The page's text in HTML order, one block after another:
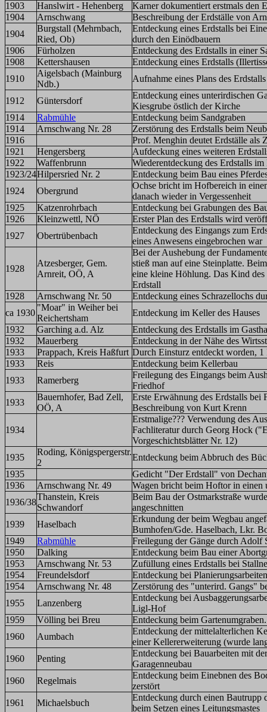
1903
Hanslwirt - Hehenberg
Karner dokumentiert erstmals den
1904
Arnschwang
Beschreibung der Erdställe von
1904
Burgstall (Mehrnbach,
Ried, Ob)
Entdeckung eines Erdstalls bei
durch den Einödbauern
1906
Fürholzen
Entdeckung des Erdstalls in einer
1908
Kettershausen
Entdeckung eines Erdstalls
1910
Aigelsbach (Mainburg
Ndb.)
Aufnahme eines Plans des
1912 Güntersdorf
Entdeckung eines unterirdischen
Kiesgrube östlich der Kirche
1914
Rabmühle
Entdeckung beim Sandgraben
1914
Arnschwang Nr. 28
Zerstörung des Erdstalls beim
1916
Prof. Menghin deutet Erdställe als
1921
Hengersberg
Aufdeckung eines weiteren
1922
Waffenbrunn
Wiederentdeckung des Erdstalls im
1923/24Hilpersried Nr. 2
Entdeckung beim Bau eines
1924
Obergrund
Ochse bricht im Hofbereich in
danach wieder in Vergessenheit
1925
Katzenrohrbach
Entdeckung bei Grabungen des
1926
Kleinzwettl, NÖ
Erster Plan des Erdstalls wird
1927
Obertrübenbach
Entdeckung des Eingangs zum
eines Anwesens eingebrochen war
1928
Atzesberger, Gem.
Arnreit, OÖ, A
Bei der Aushebung der
stieß man auf eine Steinplatte.
eine kleine Höhlung. Das Kind des
Erdstall
1928
Arnschwang Nr. 50
Entdeckung eines Schrazellochs
ca 1930
"Moar" in Weiher bei
Reichertsham
Entdeckung im Keller des Hauses
1932
Garching a.d. Alz
Entdeckung des Erdstalls im
1932
Mauerberg
Entdeckung in der Nähe des
1933
Prappach, Kreis Haßfurt Durch Einsturz entdeckt worden,
1933
Reis
Entdeckung beim Kellerbau
1933
Ramerberg
Freilegung des Eingangs beim
Friedhof
1933
Bauernhofer, Bad Zell,
OÖ, A
Erste Erwähnung des Erdstalls bei
Beschreibung von Kurt Krenn
1934
Erstmalige??? Verwendung des
Fachliteratur durch Georg Hock
Vorgeschichtsblätter Nr. 12)
1935
Roding, Königspergerstr.
2
Entdeckung beim Abbruch des
1935
Gedicht "Der Erdstall" von
1936
Arnschwang Nr. 49
Wagen bricht beim Hoftor in einen
1936/38
Thanstein, Kreis
Schwandorf
Beim Bau der Ostmarkstraße
angeschnitten
1939
Haselbach
Erkundung der beim Wegbau
Bumhofen/Gde. Haselbach, Lkr.
1949
Rabmühle
Freilegung der Gänge durch Adolf
1950
Dalking
Entdeckung beim Bau einer
1953
Arnschwang Nr. 53
Zufüllung eines Erdstalls bei
1954
Freundelsdorf
Entdeckung bei Planierungsarbeiten
1954
Arnschwang Nr. 48
Zerstörung des "unterird. Gangs"
1955
Lanzenberg
Entdeckung bei
Ligl-Hof
1959
Völling bei Breu
Entdeckung beim
1960
Aumbach
Entdeckung der mittelalterlichen
einer Kellererweiterung (wurde
1960
Penting
Entdeckung bei Bauarbeiten mit
Garagenneubau
1960
Regelmais
Entdeckung beim Einebnen des
zerstört
1961
Michaelsbuch
Entdeckung durch einen Bautrupp
beim Setzen eines Leitungsmastes